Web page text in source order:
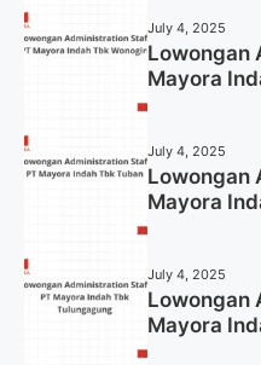
July 4, 2025
Lowongan
Mayora
July 4, 2025
Lowongan
Mayora
July 4, 2025
Lowongan
Mayora